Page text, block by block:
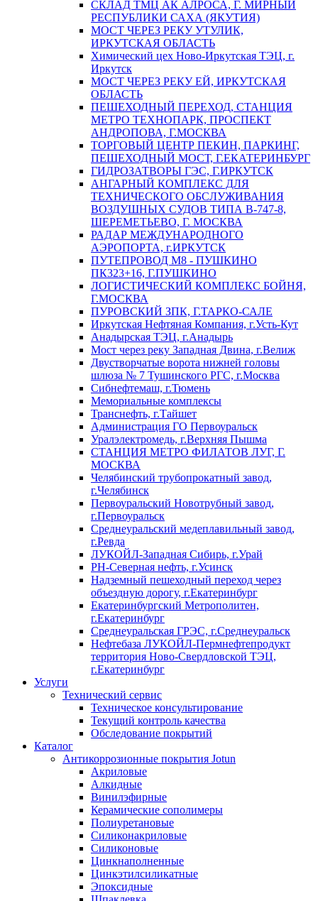
СКЛАД ТМЦ АК АЛРОСА, Г. МИРНЫЙ
РЕСПУБЛИКИ САХА (ЯКУТИЯ)
МОСТ ЧЕРЕЗ РЕКУ УТУЛИК,
ИРКУТСКАЯ ОБЛАСТЬ
Химический цех Ново-Иркутская ТЭЦ, г.
Иркутск
МОСТ ЧЕРЕЗ РЕКУ ЕЙ, ИРКУТСКАЯ
ОБЛАСТЬ
ПЕШЕХОДНЫЙ ПЕРЕХОД, СТАНЦИЯ
МЕТРО ТЕХНОПАРК, ПРОСПЕКТ
АНДРОПОВА, Г.МОСКВА
ТОРГОВЫЙ ЦЕНТР ПЕКИН, ПАРКИНГ,
ПЕШЕХОДНЫЙ МОСТ, Г.ЕКАТЕРИНБУРГ
ГИДРОЗАТВОРЫ ГЭС, Г.ИРКУТСК
АНГАРНЫЙ КОМПЛЕКС ДЛЯ
ТЕХНИЧЕСКОГО ОБСЛУЖИВАНИЯ
ВОЗДУШНЫХ СУДОВ ТИПА В-747-8,
ШЕРЕМЕТЬЕВО, Г. МОСКВА
РАДАР МЕЖДУНАРОДНОГО
АЭРОПОРТА, г.ИРКУТСК
ПУТЕПРОВОД М8 - ПУШКИНО
ПК323+16, Г.ПУШКИНО
ЛОГИСТИЧЕСКИЙ КОМПЛЕКС БОЙНЯ,
Г.МОСКВА
ПУРОВСКИЙ ЗПК, Г.ТАРКО-САЛЕ
Иркутская Нефтяная Компания, г.Усть-Кут
Анадырская ТЭЦ, г.Анадырь
Мост через реку Западная Двина, г.Велиж
Двустворчатые ворота нижней головы
шлюза № 7 Тушинского РГС, г.Москва
Сибнефтемаш, г.Тюмень
Мемориальные комплексы
Транснефть, г.Тайшет
Администрация ГО Первоуральск
Уралэлектромедь, г.Верхняя Пышма
СТАНЦИЯ МЕТРО ФИЛАТОВ ЛУГ, Г.
МОСКВА
Челябинский трубопрокатный завод,
г.Челябинск
Первоуральский Новотрубный завод,
г.Первоуральск
Среднеуральский медеплавильный завод,
г.Ревда
ЛУКОЙЛ-Западная Сибирь, г.Урай
РН-Северная нефть, г.Усинск
Надземный пешеходный переход через
объездную дорогу, г.Екатеринбург
Екатеринбургский Метрополитен,
г.Екатеринбург
Среднеуральская ГРЭС, г.Среднеуральск
Нефтебаза ЛУКОЙЛ-Пермнефтепродукт
территория Ново-Свердловской ТЭЦ,
г.Екатеринбург
Услуги
Технический сервис
Техническое консультирование
Текущий контроль качества
Обследование покрытий
Каталог
Антикоррозионные покрытия Jotun
Акриловые
Алкидные
Винилэфирные
Керамические сополимеры
Полиуретановые
Силиконакриловые
Силиконовые
Цинкнаполненные
Цинкэтилсиликатные
Эпоксидные